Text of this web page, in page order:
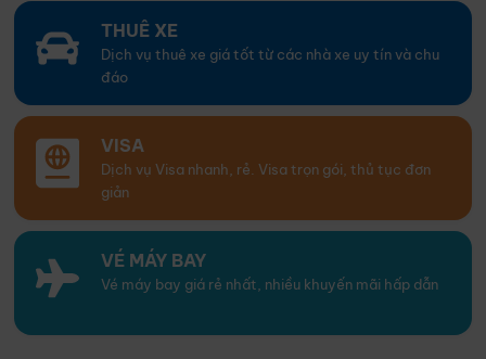
THUÊ XE
Dịch vụ thuê xe giá tốt từ các nhà xe uy tín và chu
đáo
VISA
Dịch vụ Visa nhanh, rẻ. Visa trọn gói, thủ tục đơn
giản
VÉ MÁY BAY
Vé máy bay giá rẻ nhất, nhiều khuyến mãi hấp dẫn